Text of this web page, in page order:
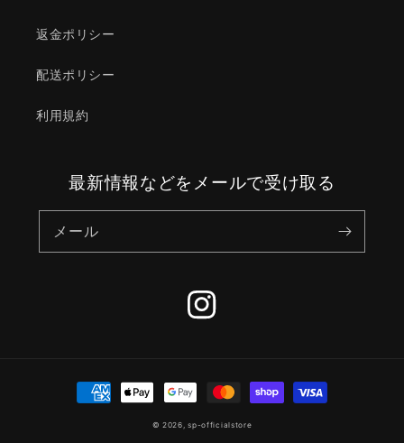
返金ポリシー
配送ポリシー
利用規約
最新情報などをメールで受け取る
メール
Instagram
決
済
© 2026,sp-officialstore